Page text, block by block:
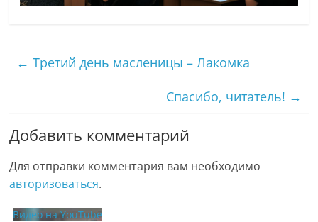
← Третий день масленицы – Лакомка
Спасибо, читатель! →
Добавить комментарий
Для отправки комментария вам необходимо
авторизоваться.
Видео на YouTube